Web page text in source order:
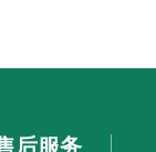
后服务